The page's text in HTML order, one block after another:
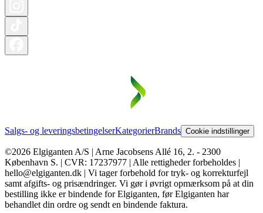
Salgs- og leveringsbetingelserKategorierBrands Cookie indstillinger
©2026 Elgiganten A/S | Arne Jacobsens Allé 16, 2. - 2300
København S. | CVR: 17237977 | Alle rettigheder forbeholdes |
hello@elgiganten.dk | Vi tager forbehold for tryk- og korrekturfejl
samt afgifts- og prisændringer. Vi gør i øvrigt opmærksom på at din
bestilling ikke er bindende for Elgiganten, før Elgiganten har
behandlet din ordre og sendt en bindende faktura.